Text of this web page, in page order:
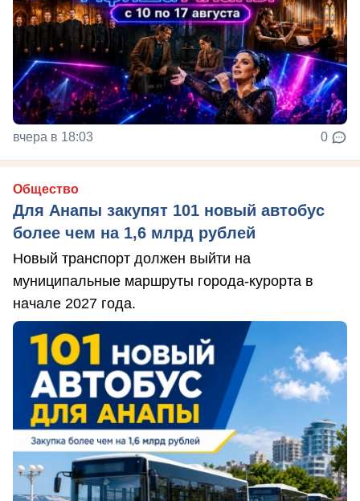
вчера в 18:03 0
Общество
Для Анапы закупят 101 новый автобус
более чем на 1,6 млрд рублей
Новый транспорт должен выйти на
муниципальные маршруты города-курорта в
начале 2027 года.